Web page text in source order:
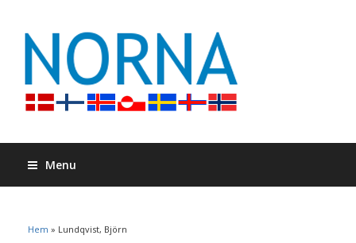
Menu
Du är här
Hem » Lundqvist, Björn